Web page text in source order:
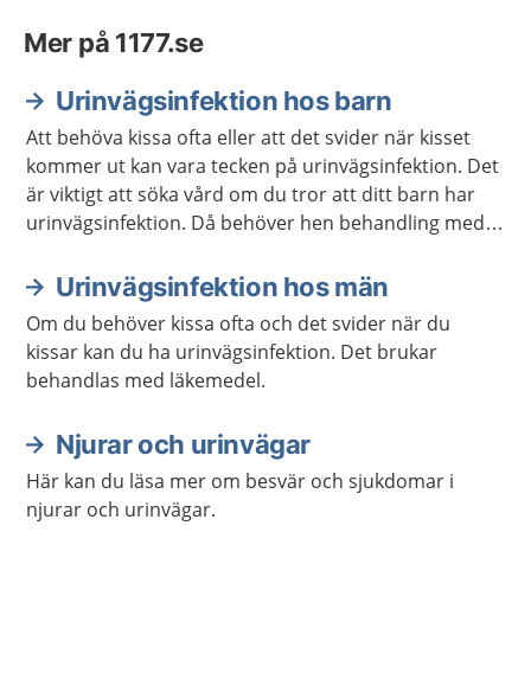
Mer på 1177.se
Urinvägsinfektion hos barn
Att behöva kissa ofta eller att det svider när kisset
kommer ut kan vara tecken på urinvägsinfektion. Det
är viktigt att söka vård om du tror att ditt barn har
urinvägsinfektion. Då behöver hen behandling med
Urinvägsinfektion hos män
Om du behöver kissa ofta och det svider när du
kissar kan du ha urinvägsinfektion. Det brukar
behandlas med läkemedel.
Njurar och urinvägar
Här kan du läsa mer om besvär och sjukdomar i
njurar och urinvägar.